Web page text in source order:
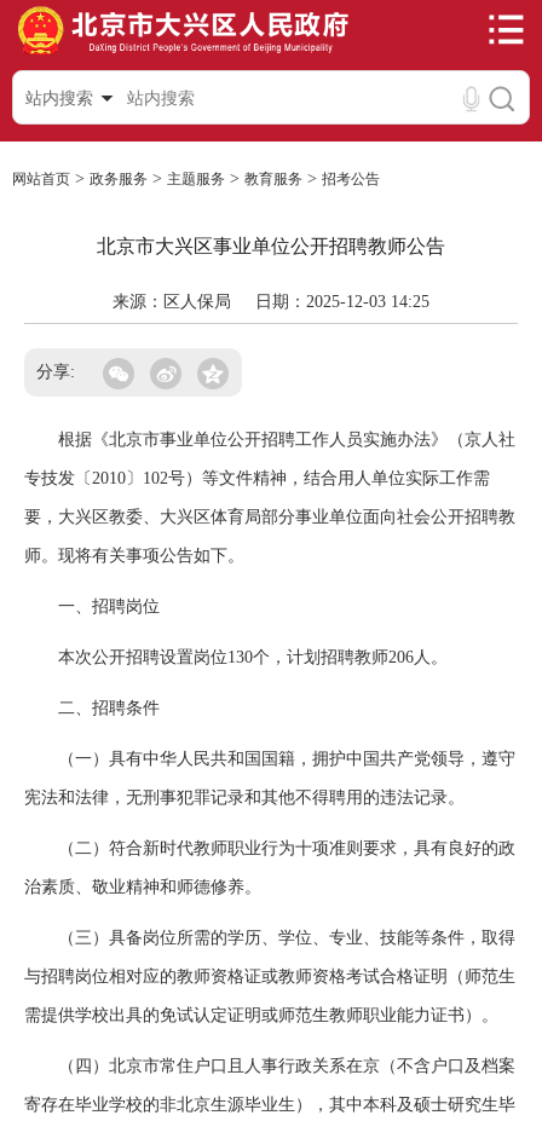
站内搜索
网站首页 > 政务服务 > 主题服务 > 教育服务 > 招考公告
北京市大兴区事业单位公开招聘教师公告
来源：区人保局 日期：2025-12-03 14:25
分享:
根据《北京市事业单位公开招聘工作人员实施办法》（京人社
专技发〔2010〕102号）等文件精神，结合用人单位实际工作需
要，大兴区教委、大兴区体育局部分事业单位面向社会公开招聘教
师。现将有关事项公告如下。
一、招聘岗位
本次公开招聘设置岗位130个，计划招聘教师206人。
二、招聘条件
（一）具有中华人民共和国国籍，拥护中国共产党领导，遵守
宪法和法律，无刑事犯罪记录和其他不得聘用的违法记录。
（二）符合新时代教师职业行为十项准则要求，具有良好的政
治素质、敬业精神和师德修养。
（三）具备岗位所需的学历、学位、专业、技能等条件，取得
与招聘岗位相对应的教师资格证或教师资格考试合格证明（师范生
需提供学校出具的免试认定证明或师范生教师职业能力证书）。
（四）北京市常住户口且人事行政关系在京（不含户口及档案
寄存在毕业学校的非北京生源毕业生），其中本科及硕士研究生毕